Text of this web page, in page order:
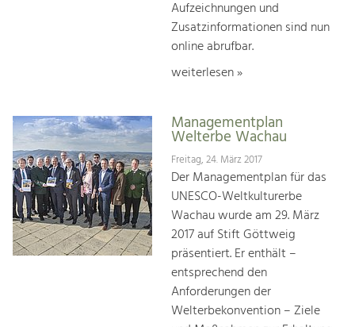
Aufzeichnungen und
Zusatzinformationen sind nun
online abrufbar.
weiterlesen »
Managementplan
Welterbe Wachau
Freitag, 24. März 2017
Der Managementplan für das
UNESCO-Weltkulturerbe
Wachau wurde am 29. März
2017 auf Stift Göttweig
präsentiert. Er enthält –
entsprechend den
Anforderungen der
Welterbekonvention – Ziele